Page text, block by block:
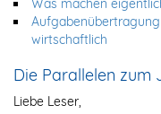
Was machen
wirtschaftlich
Die Parallelen
Liebe Leser,